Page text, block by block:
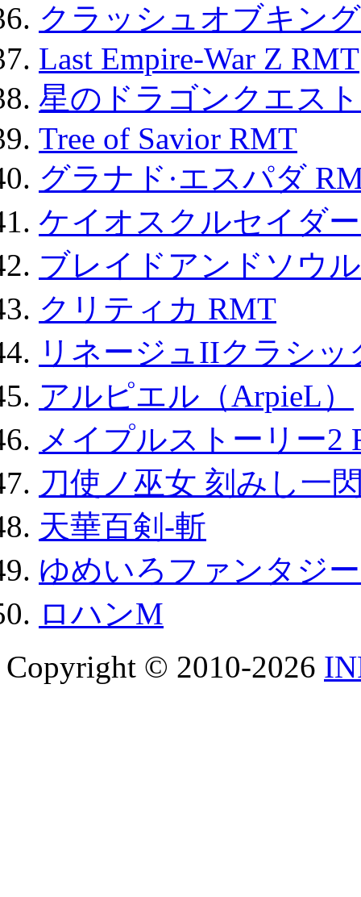
クラッシュオブキン
Last Empire-War Z RMT
星のドラゴンクエス
Tree of Savior RMT
グラナド·エスパダ
ケイオスクルセイダ
ブレイドアンドソウ
クリティカ RMT
リネージュIIクラシ
アルピエル（ArpieL）
メイプルストーリー2
刀使ノ巫女 刻みし一
天華百剣-斬
ゆめいろファンタジ
ロハンM
Copyright © 2010-2026